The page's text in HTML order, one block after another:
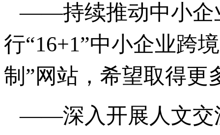
——持续推动中小企
行“16+1”中小企业跨
制”网站，希望取得更
——深入开展人文交